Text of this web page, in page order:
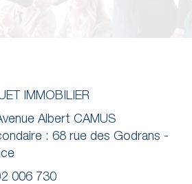
IMMOBILIER
Albert CAMUS
: 68 rue des Godrans -
006 730